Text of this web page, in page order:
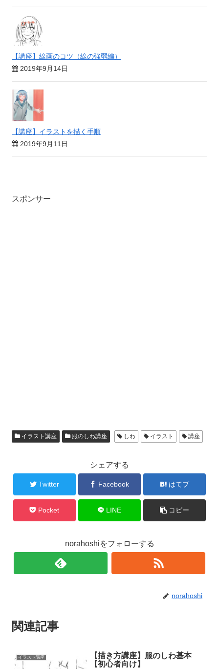
【講座】線画のコツ（線の強弱編）
2019年9月14日
【講座】イラストを描く手順
2019年9月11日
スポンサー
イラスト講座 服のしわ講座 しわ イラスト 講座
シェアする
Twitter Facebook はてブ
Pocket LINE コピー
norahoshiをフォローする
norahoshi
関連記事
イラスト講座
【描き方講座】服のしわ基本
【初心者向け】